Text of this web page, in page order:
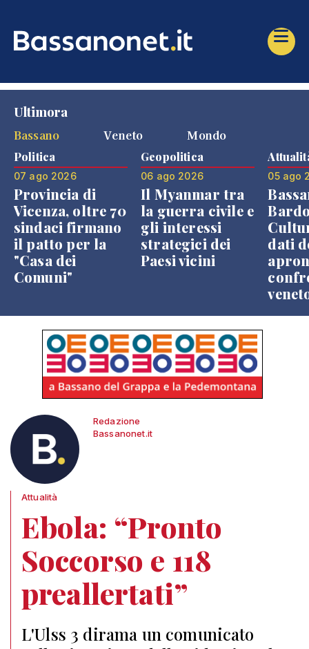
Ultimora
Bassano
Veneto Mondo
Politica
07 ago 2026
Provincia di
Vicenza, oltre 70
sindaci firmano
il patto per la
"Casa dei
Comuni"
Geopolitica
06 ago 2026
Il Myanmar tra
la guerra civile e
gli interessi
strategici dei
Paesi vicini
05 ago
dati
Redazione
Bassanonet.it
Attualità
Ebola: “Pronto
Soccorso e 118
preallertati”
L'Ulss 3 dirama un comunicato